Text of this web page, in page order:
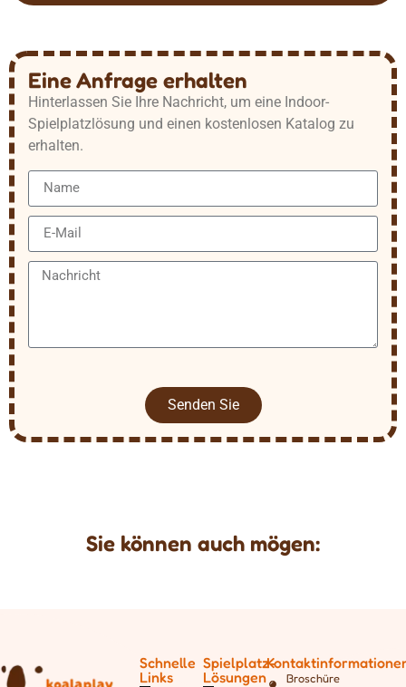
Eine Anfrage erhalten
Hinterlassen Sie Ihre Nachricht, um eine Indoor-
Spielplatzlösung und einen kostenlosen Katalog zu
erhalten.
Senden Sie
Sie können auch mögen:
Schnelle
Links
Spielplatz-
Lösungen
Broschüre